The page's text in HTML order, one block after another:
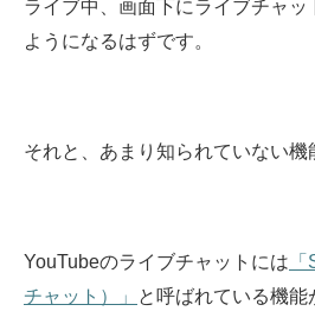
ライブ中、画面下にライブチャッ
ようになるはずです。
それと、あまり知られていない機
YouTubeのライブチャットには
チャット）」
と呼ばれている機能